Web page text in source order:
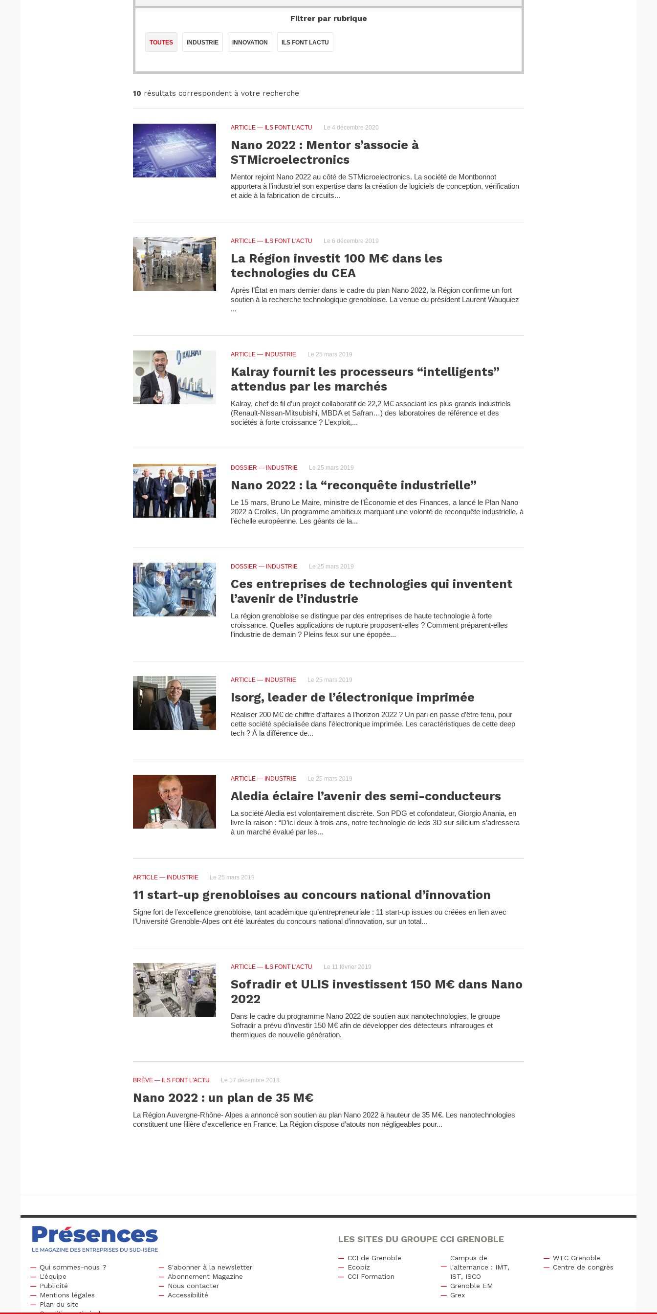
Filtrer par rubrique
TOUTES INDUSTRIE INNOVATION ILS FONT LACTU
10 résultats correspondent à votre recherche
ARTICLE — ILS FONT L'ACTU Le 4 décembre 2020
Nano 2022 : Mentor s’associe à
STMicroelectronics
Mentor rejoint Nano 2022 au côté de STMicroelectronics. La société de Montbonnot
apportera à l’industriel son expertise dans la création de logiciels de conception, vérification
et aide à la fabrication de circuits...
ARTICLE — ILS FONT L'ACTU Le 6 décembre 2019
La Région investit 100 M€ dans les
technologies du CEA
Après l’État en mars dernier dans le cadre du plan Nano 2022, la Région confirme un fort
soutien à la recherche technologique grenobloise. La venue du président Laurent Wauquiez
...
ARTICLE — INDUSTRIE Le 25 mars 2019
Kalray fournit les processeurs “intelligents”
attendus par les marchés
Kalray, chef de fil d’un projet collaboratif de 22,2 M€ associant les plus grands industriels
(Renault-Nissan-Mitsubishi, MBDA et Safran…) des laboratoires de référence et des
sociétés à forte croissance ? L’exploit,...
DOSSIER — INDUSTRIE Le 25 mars 2019
Nano 2022 : la “reconquête industrielle”
Le 15 mars, Bruno Le Maire, ministre de l’Économie et des Finances, a lancé le Plan Nano
2022 à Crolles. Un programme ambitieux marquant une volonté de reconquête industrielle, à
l’échelle européenne. Les géants de la...
DOSSIER — INDUSTRIE Le 25 mars 2019
Ces entreprises de technologies qui inventent
l’avenir de l’industrie
La région grenobloise se distingue par des entreprises de haute technologie à forte
croissance. Quelles applications de rupture proposent-elles ? Comment préparent-elles
l’industrie de demain ? Pleins feux sur une épopée...
ARTICLE — INDUSTRIE Le 25 mars 2019
Isorg, leader de l’électronique imprimée
Réaliser 200 M€ de chiffre d’affaires à l’horizon 2022 ? Un pari en passe d’être tenu, pour
cette société spécialisée dans l’électronique imprimée. Les caractéristiques de cette deep
tech ? À la différence de...
ARTICLE — INDUSTRIE Le 25 mars 2019
Aledia éclaire l’avenir des semi-conducteurs
La société Aledia est volontairement discrète. Son PDG et cofondateur, Giorgio Anania, en
livre la raison : “D’ici deux à trois ans, notre technologie de leds 3D sur silicium s’adressera
à un marché évalué par les...
ARTICLE — INDUSTRIE Le 25 mars 2019
11 start-up grenobloises au concours national d’innovation
Signe fort de l’excellence grenobloise, tant académique qu’entrepreneuriale : 11 start-up issues ou créées en lien avec
l’Université Grenoble-Alpes ont été lauréates du concours national d’innovation, sur un total...
ARTICLE — ILS FONT L'ACTU Le 11 février 2019
Sofradir et ULIS investissent 150 M€ dans Nano
2022
Dans le cadre du programme Nano 2022 de soutien aux nanotechnologies, le groupe
Sofradir a prévu d’investir 150 M€ afin de développer des détecteurs infrarouges et
thermiques de nouvelle génération.
BRÈVE — ILS FONT L'ACTU Le 17 décembre 2018
Nano 2022 : un plan de 35 M€
La Région Auvergne-Rhône- Alpes a annoncé son soutien au plan Nano 2022 à hauteur de 35 M€. Les nanotechnologies
constituent une filière d’excellence en France. La Région dispose d’atouts non négligeables pour...
Qui sommes-nous ?
L'équipe
Publicité
S'abonner à la newsletter
Abonnement Magazine
Nous contacter
Mentions légales
Plan du site
Accessibilité
LES SITES DU GROUPE CCI GRENOBLE
CCI de Grenoble
Ecobiz
CCI Formation
Campus de
l'alternance : IMT,
IST, ISCO
Grenoble EM
Grex
WTC Grenoble
Centre de congrès